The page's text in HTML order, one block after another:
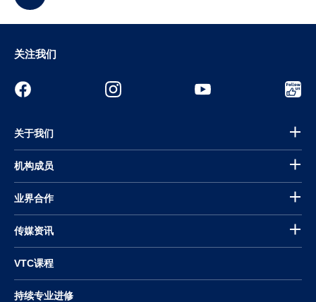
关注我们
关于我们
机构成员
业界合作
传媒资讯
VTC课程
持续专业进修